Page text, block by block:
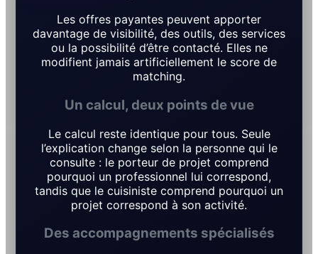
Les offres payantes peuvent apporter
davantage de visibilité, des outils, des services
ou la possibilité d’être contacté. Elles ne
modifient jamais artificiellement le score de
matching.
Un calcul, deux points de vue
Le calcul reste identique pour tous. Seule
l’explication change selon la personne qui le
consulte : le porteur de projet comprend
pourquoi un professionnel lui correspond,
tandis que le cuisiniste comprend pourquoi un
projet correspond à son activité.
Des accompagnements spécialisés